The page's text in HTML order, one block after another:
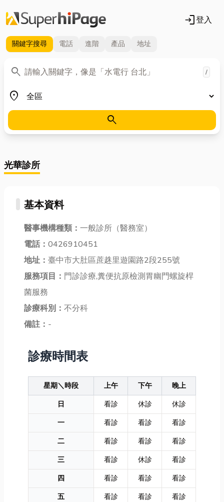
login登入
關鍵字搜尋 電話 進階 產品 地址
search
關鍵字 /
place
地區
search
光華診所
基本資料
醫事機構種類： 一般診所（醫務室）
電話： 0426910451
地址： 臺中市大肚區蔗趎里遊園路2段255號
服務項目： 門診診療,糞便抗原檢測胃幽門螺旋桿
菌服務
診療科別： 不分科
備註： -
診療時間表
星期＼時段 上午 下午
晚上
日
看診 休診
休診
一
看診 看診
看診
二
看診 看診
看診
三
看診 休診
看診
四
看診 看診
看診
五
看診 看診
看診